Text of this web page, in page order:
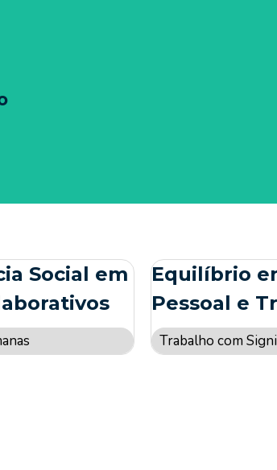
e profissional. Aqui, você irá além do simples
Social em
Equilíbrio
Pessoal e
Trabalho com